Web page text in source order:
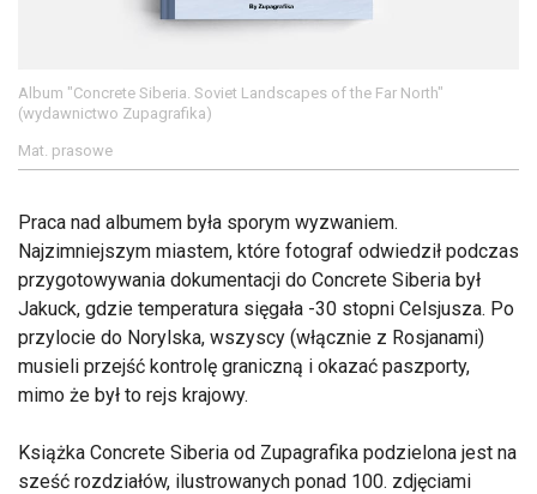
Album "Concrete Siberia. Soviet Landscapes of the Far North"
(wydawnictwo Zupagrafika)
Mat. prasowe
Praca nad albumem była sporym wyzwaniem.
Najzimniejszym miastem, które fotograf odwiedził podczas
przygotowywania dokumentacji do Concrete Siberia był
Jakuck, gdzie temperatura sięgała -30 stopni Celsjusza. Po
przylocie do Norylska, wszyscy (włącznie z Rosjanami)
musieli przejść kontrolę graniczną i okazać paszporty,
mimo że był to rejs krajowy.
Książka Concrete Siberia od Zupagrafika podzielona jest na
sześć rozdziałów, ilustrowanych ponad 100. zdjęciami